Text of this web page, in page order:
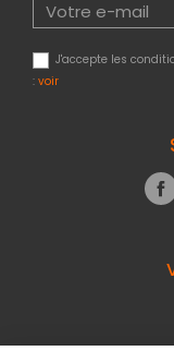
J'accepte les
: voir